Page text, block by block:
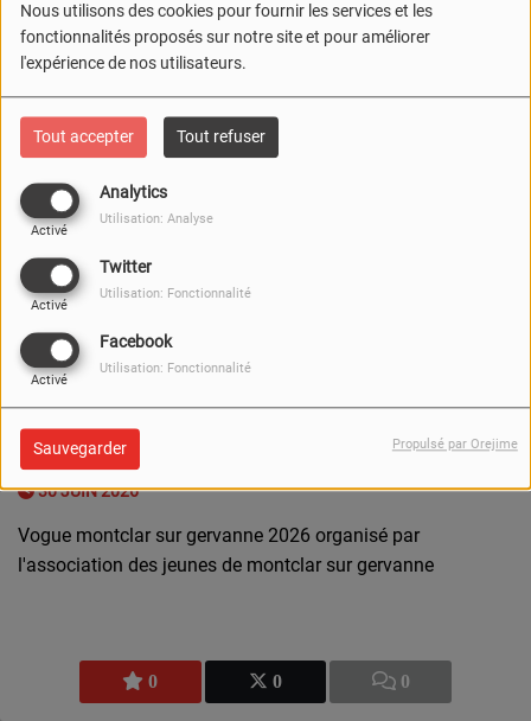
Nous utilisons des cookies pour fournir les services et les
fonctionnalités proposés sur notre site et pour améliorer
l'expérience de nos utilisateurs.
Tout accepter Tout refuser
Analytics
Activé
Utilisation: Analyse
Twitter
Activé
Utilisation: Fonctionnalité
Facebook
Activé
Utilisation: Fonctionnalité
Sauvegarder Propulsé par Orejime
Vogue montclar sur
gervanne 2026
0 0 0
30 JUIN 2026
Vogue montclar sur gervanne 2026 organisé par
l'association des jeunes de montclar sur gervanne